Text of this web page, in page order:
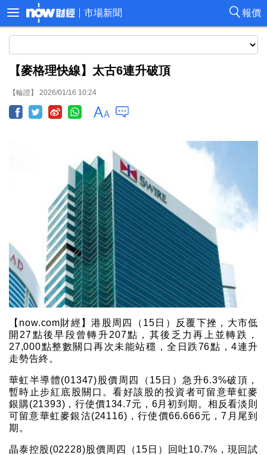
報價
市場新聞
【麥格理快線】太古6連升破頂
【輪證】 2026/01/16 10:24
【now.com財經】港股周四（15日）反覆下挫，大市低
開27點後早段曾轉升207點，其後乏力再上並轉跌，
27,000點整數關口再次未能站穩，全日跌76點，4連升
走勢告終。
華虹半導體(01347)股價周四（15日）急升6.3%破頂，
暫時止步紅底股關口。看好該股的投資者可留意華虹麥
銀購(21393)，行使價134.7元，6月初到期。相反看淡則
可留意華虹麥銀沽(24116)，行使價66.666元，7月尾到
期。
晶泰控股(02228)股價周四（15日）回吐10.7%，現回試